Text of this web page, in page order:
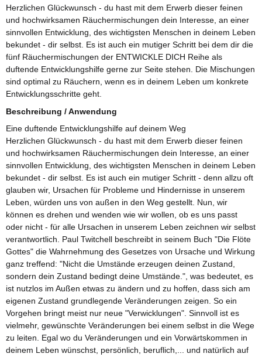
Herzlichen Glückwunsch - du hast mit dem Erwerb dieser feinen
und hochwirksamen Räuchermischungen dein Interesse, an einer
sinnvollen Entwicklung, des wichtigsten Menschen in deinem Leben
bekundet - dir selbst. Es ist auch ein mutiger Schritt bei dem dir die
fünf Räuchermischungen der ENTWICKLE DICH Reihe als
duftende Entwicklungshilfe gerne zur Seite stehen. Die Mischungen
sind optimal zu Räuchern, wenn es in deinem Leben um konkrete
Entwicklungsschritte geht.
Beschreibung / Anwendung
Eine duftende Entwicklungshilfe auf deinem Weg
Herzlichen Glückwunsch - du hast mit dem Erwerb dieser feinen
und hochwirksamen Räuchermischungen dein Interesse, an einer
sinnvollen Entwicklung, des wichtigsten Menschen in deinem Leben
bekundet - dir selbst. Es ist auch ein mutiger Schritt - denn allzu oft
glauben wir, Ursachen für Probleme und Hindernisse in unserem
Leben, würden uns von außen in den Weg gestellt. Nun, wir
können es drehen und wenden wie wir wollen, ob es uns passt
oder nicht - für alle Ursachen in unserem Leben zeichnen wir selbst
verantwortlich. Paul Twitchell beschreibt in seinem Buch "Die Flöte
Gottes" die Wahrnehmung des Gesetzes von Ursache und Wirkung
ganz treffend: "Nicht die Umstände erzeugen deinen Zustand,
sondern dein Zustand bedingt deine Umstände.", was bedeutet, es
ist nutzlos im Außen etwas zu ändern und zu hoffen, dass sich am
eigenen Zustand grundlegende Veränderungen zeigen. So ein
Vorgehen bringt meist nur neue "Verwicklungen". Sinnvoll ist es
vielmehr, gewünschte Veränderungen bei einem selbst in die Wege
zu leiten. Egal wo du Veränderungen und ein Vorwärtskommen in
deinem Leben wünschst, persönlich, beruflich,... und natürlich auf